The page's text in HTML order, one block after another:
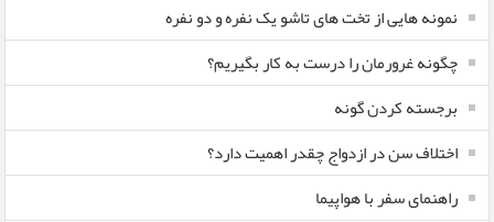
نمونه هایی از تخت های تاشو یک نفره و دو نفره
چگونه غرورمان را درست به کار بگیریم؟
برجسته کردن گونه
اختلاف سن در ازدواج چقدر اهمیت دارد؟
راهنمای سفر با هواپیما